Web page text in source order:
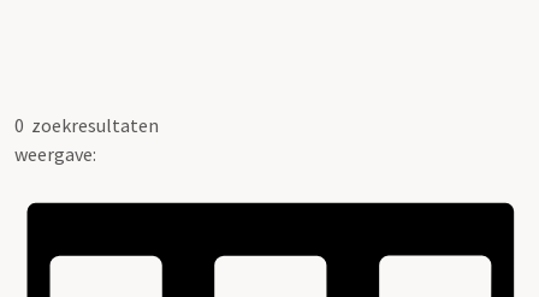
0 zoekresultaten
weergave: